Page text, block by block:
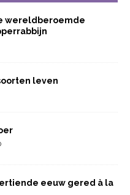
wereldberoemde
leven
eeuw gered à la